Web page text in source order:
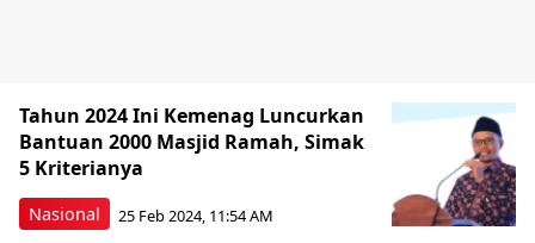
Nasional
Tahun 2024 Ini Kemenag Luncurkan
Bantuan 2000 Masjid Ramah, Simak
5 Kriterianya
25 Feb 2024, 11:54 AM